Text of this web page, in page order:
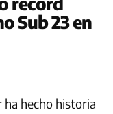
Sub 23 en
ha hecho historia